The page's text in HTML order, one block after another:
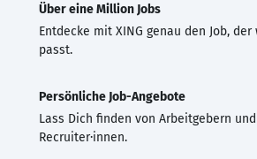
Über eine Million Jobs
Entdecke mit XING genau den Job,
passt.
Persönliche Job-Angebote
Lass Dich finden von Arbeitgebern
Recruiter·innen.